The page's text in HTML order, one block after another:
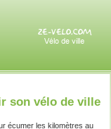
son vélo de ville
écumer les kilomètres au